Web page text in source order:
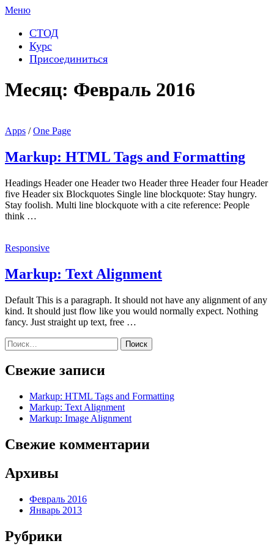
Перейти
содержимому
Меню
СТОД
Курс
Присоединиться
Месяц: Февраль 2016
Apps /One Page
Markup: HTML Tags and Formatting
Headings Header one Header two Header three Header four Header
five Header six Blockquotes Single line blockquote: Stay hungry.
Stay foolish. Multi line blockquote with a cite reference: People
think …
Responsive
Markup: Text Alignment
Default This is a paragraph. It should not have any alignment of any
kind. It should just flow like you would normally expect. Nothing
fancy. Just straight up text, free …
Найти:
Свежие записи
Markup: HTML Tags and Formatting
Markup: Text Alignment
Markup: Image Alignment
Свежие комментарии
Архивы
Февраль 2016
Январь 2013
Рубрики